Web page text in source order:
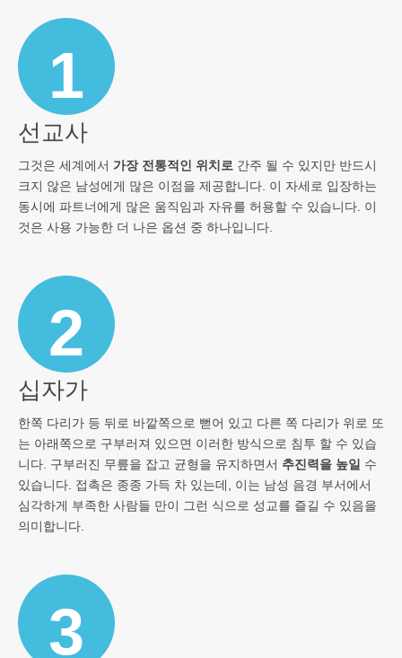
1
선교사
그것은 세계에서 가장 전통적인 위치로 간주 될 수 있지만 반드시
크지 않은 남성에게 많은 이점을 제공합니다. 이 자세로 입장하는
동시에 파트너에게 많은 움직임과 자유를 허용할 수 있습니다. 이
것은 사용 가능한 더 나은 옵션 중 하나입니다.
2
십자가
한쪽 다리가 등 뒤로 바깥쪽으로 뻗어 있고 다른 쪽 다리가 위로 또
는 아래쪽으로 구부러져 있으면 이러한 방식으로 침투 할 수 있습
니다. 구부러진 무릎을 잡고 균형을 유지하면서 추진력을 높일 수
있습니다. 접촉은 종종 가득 차 있는데, 이는 남성 음경 부서에서
심각하게 부족한 사람들 만이 그런 식으로 성교를 즐길 수 있음을
의미합니다.
3